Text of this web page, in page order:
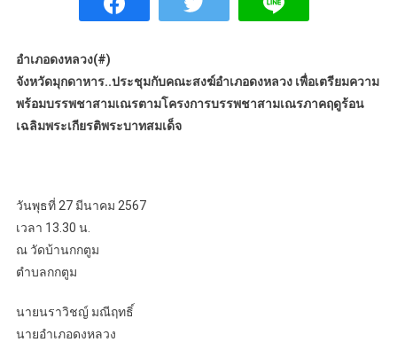
อำเภอดงหลวง(#)
จังหวัดมุกดาหาร..ประชุมกับคณะสงฆ์อำเภอดงหลวง เพื่อเตรียมความ
พร้อมบรรพชาสามเณรตามโครงการบรรพชาสามเณรภาคฤดูร้อน
เฉลิมพระเกียรติพระบาทสมเด็จ
วันพุธที่ 27 มีนาคม 2567
เวลา 13.30 น.
ณ วัดบ้านกกตูม
ตำบลกกตูม
นายนราวิชญ์ มณีฤทธิ์
นายอำเภอดงหลวง